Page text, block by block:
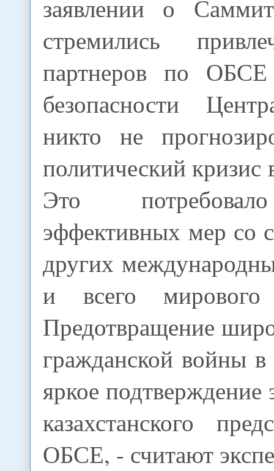
заявлении о
стремились
партнеров по
безопасности
никто не
политический кризис
Это
эффективных мер со
других
и всего мирового
Предотвращение
гражданской войны
яркое подтверждение
казахстанского
ОБСЕ, - считают